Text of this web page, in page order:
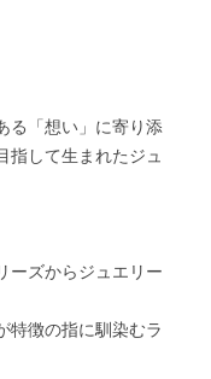
る「想い」に寄り添
指して生まれたジュ
ーズからジュエリー
特徴の指に馴染むラ